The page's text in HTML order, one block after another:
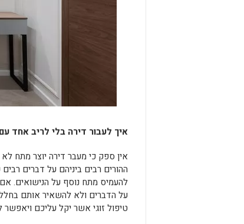
איך לעבור דירה בלי לריב אחד
אין ספק כי מעבר דירה יוצר מתח
ההורים רבים ביניהם על דברים
להעמיס מתח נוסף על הנישואים.
על הדברים ולא להשאיר אותם
טיפול זוגי אשר יקל עליכם